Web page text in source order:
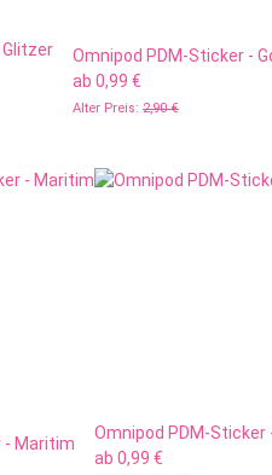
Glitzer
Omnipod PDM-Sticker -
ab 0,99 €
Alter Preis: 2,90 €
- Maritim
Omnipod PDM-Sticker
ab 0,99 €